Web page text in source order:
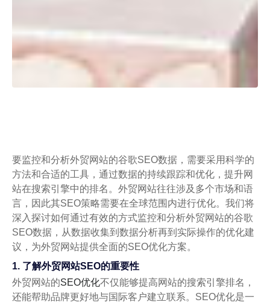
要监控和分析外贸网站的谷歌SEO数据，需要采用科学的
方法和合适的工具，通过数据的持续跟踪和优化，提升网
站在搜索引擎中的排名。外贸网站往往涉及多个市场和语
言，因此其SEO策略需要在全球范围内进行优化。我们将
深入探讨如何通过有效的方式监控和分析外贸网站的谷歌
SEO数据，从数据收集到数据分析再到实际操作的优化建
议，为外贸网站提供全面的SEO优化方案。
1. 了解外贸网站SEO的重要性
外贸网站的SEO优化不仅能够提高网站的搜索引擎排名，
还能帮助品牌更好地与国际客户建立联系。SEO优化是一